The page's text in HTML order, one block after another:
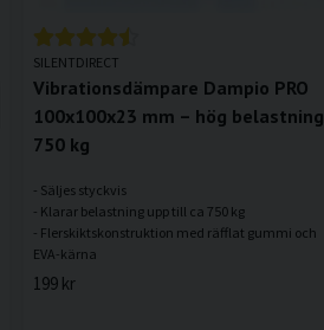
SILENTDIRECT
Vibrationsdämpare Dampio PRO
100x100x23 mm – hög belastning
750 kg
- Säljes styckvis
- Klarar belastning upp till ca 750 kg
- Flerskiktskonstruktion med räfflat gummi och
199 kr